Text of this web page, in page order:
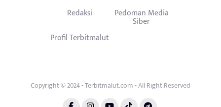
Redaksi Pedoman Media
Siber
Profil Terbitmalut
Copyright © 2024 - Terbitmalut.com - All Right Reserved